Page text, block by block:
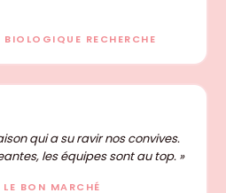
BIOLOGIQUE RECHERCHE
qui a su ravir nos convives.
les équipes sont au top. »
LE BON MARCHÉ